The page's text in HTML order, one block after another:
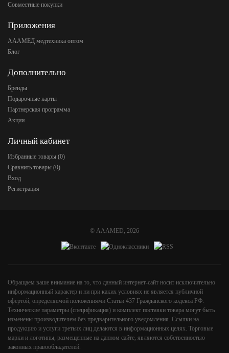
Совместные покупки
Приложения
АААМЕД медтехника оптом
Блог
Дополнительно
Бренды
Подарочные карты
Партнерская программа
Акции
Личный кабинет
Избранные товары (0)
Сравнить товары (0)
Вход
Регистрация
© AAAMED, 2026
Обращаем ваше внимание на то, что данный интернет-сайт носит исключительно
информационный характер и ни при каких условиях не является публичной
офертой, определяемой положениями Статьи 437 Гражданского кодекса РФ.
Технические параметры (спецификация) и комплект поставки товара могут быть
изменены производителем без предварительного уведомления. Ссылки на
продукцию и услуги третьих лиц делаются в информационных целях. Торговые
марки и логотипы, размещенные на данном сайте, являются собственностью
законных правообладателей.